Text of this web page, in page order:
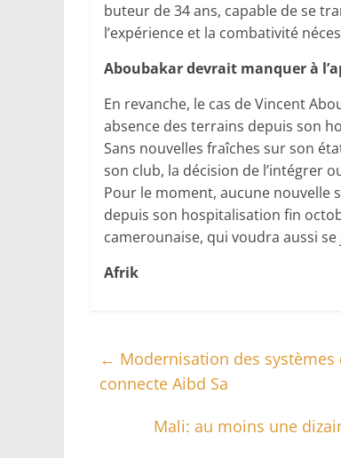
buteur de 34 ans, capable de se
l’expérience et la combativité
Aboubakar devrait manquer à
En revanche, le cas de Vincent
absence des terrains depuis son
Sans nouvelles fraîches sur son
son club, la décision de l’intégrer
Pour le moment, aucune nouvelle
depuis son hospitalisation fin
camerounaise, qui voudra aussi se
Afrik
← Modernisation des
connecte Aibd Sa
Mali: au moins une